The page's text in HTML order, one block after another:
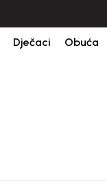
Dječaci Obuća